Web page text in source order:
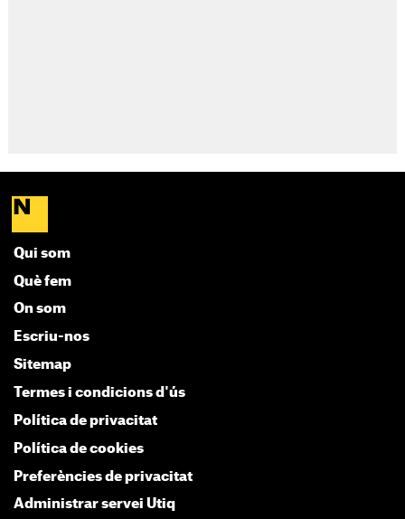
Qui som
Què fem
On som
Escriu-nos
Sitemap
Termes i condicions d'ús
Política de privacitat
Política de cookies
Preferències de privacitat
Administrar servei Utiq